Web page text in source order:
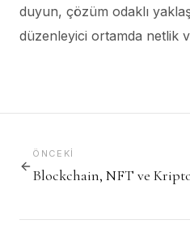
duyun, çözüm odaklı
düzenleyici ortamda netlik
ÖNCEKI
Blockchain, NFT ve